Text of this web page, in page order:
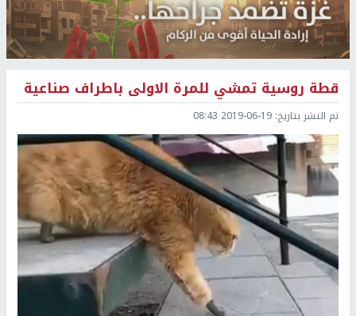
قطة روسية تمشي للمرة الاولى باطراف صناعية
تم النشر بتاريخ: 2019-06-19 08:43